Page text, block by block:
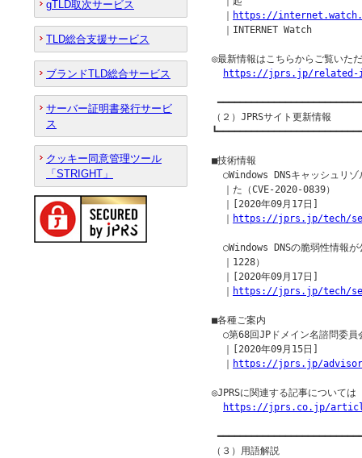
https://
  ｜INTERNET Watch
◎最新情報はこちらからご覧いた
https://jprs.jp/related-
（２）JPRSサイト更新情報
■技術情報
○Windows DNSキャッシュリゾ
  ｜た（CVE-2020-0839）
  ｜[2020年09月17日]
https://jprs.jp/tech/
○Windows DNSの脆弱性情報
  ｜1228）
  ｜[2020年09月17日]
https://jprs.jp/tech/
■各種ご案内
○第68回JPドメイン名諮問委員
  ｜[2020年09月15日]
https://jprs.jp/
◎JPRSに関連する記事について
https://jprs.co.jp/
（３）用語解説
gTLD取次サービス
TLD総合支援サービス
ブランドTLD総合サービス
サーバー証明書発行サービ
ス
クッキー同意管理ツール
「STRIGHT」